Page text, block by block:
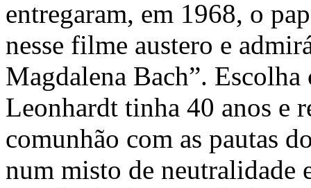
entregaram, em 1968, o
nesse filme austero e
Magdalena Bach”.
Leonhardt tinha 40 anos e
comunhão com as pautas
num misto de neutralidade